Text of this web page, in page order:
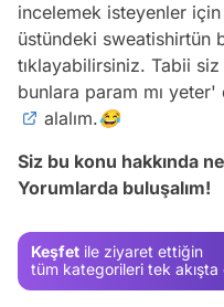
incelemek isteyenler için
üstündeki sweatishirtün
tıklayabilirsiniz. Tabii
bunlara param mı
alalım.😂
Siz bu konu hakkında
Yorumlarda buluşalım!
Keşfet ile ziyaret ettiğin
tüm kategorileri tek akışta